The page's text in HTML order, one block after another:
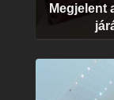
Megjelent